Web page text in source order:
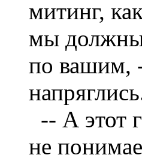
митинг,
мы должны
по вашим,
-- А этот
не